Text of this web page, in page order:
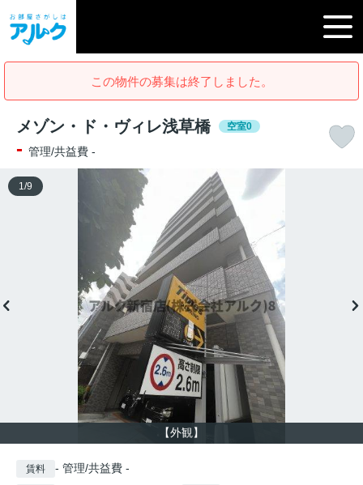
この物件の募集は終了しました。
メゾン・ド・ヴィレ浅草橋 空室0
- 管理/共益費 -
【外観】
1 /9
賃料 - 管理/共益費 -